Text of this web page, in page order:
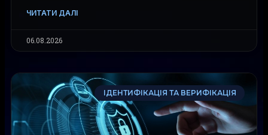
ЧИТАТИ ДАЛІ
06.08.2026
ІДЕНТИФІКАЦІЯ ТА ВЕРИФІКАЦІЯ